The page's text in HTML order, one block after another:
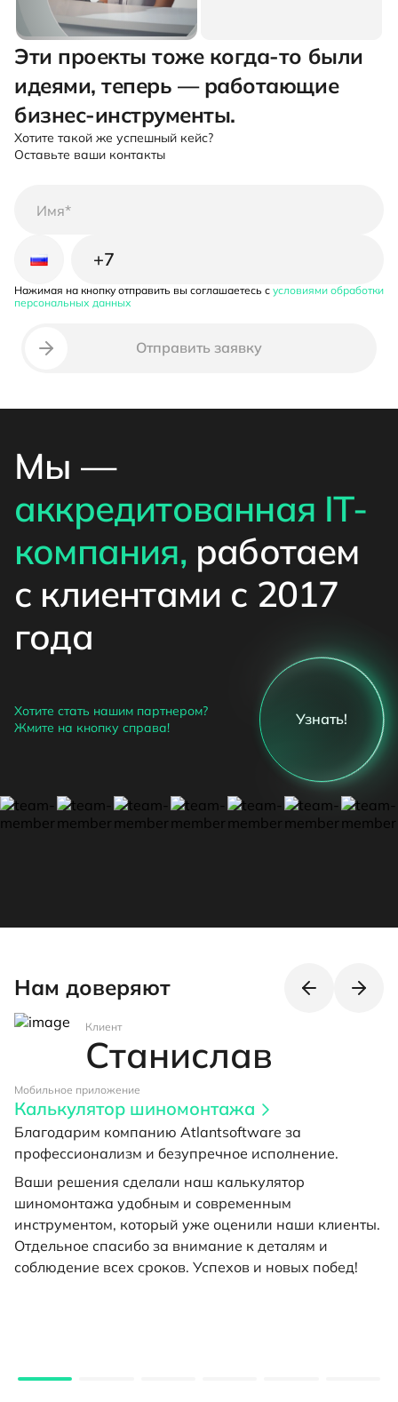
Эти проекты тоже когда-то были
идеями, теперь — работающие
бизнес-инструменты.
Хотите такой же успешный кейс?
Оставьте ваши контакты
Неверный номер телефона
Нажимая на кнопку отправить вы соглашаетесь с условиями обработки
персональных данных
Отправить заявку
Мы —
аккредитованная IT-
компания, работаем
с клиентами с 2017
года
Хотите стать нашим партнером?
Жмите на кнопку справа!
Узнать!
Нам доверяют
Клиент
Станислав
Мобильное приложение
Калькулятор шиномонтажа
Благодарим компанию Atlantsoftware за
профессионализм и безупречное исполнение.
Ваши решения сделали наш калькулятор
шиномонтажа удобным и современным
инструментом, который уже оценили наши клиенты.
Отдельное спасибо за внимание к деталям и
соблюдение всех сроков. Успехов и новых побед!